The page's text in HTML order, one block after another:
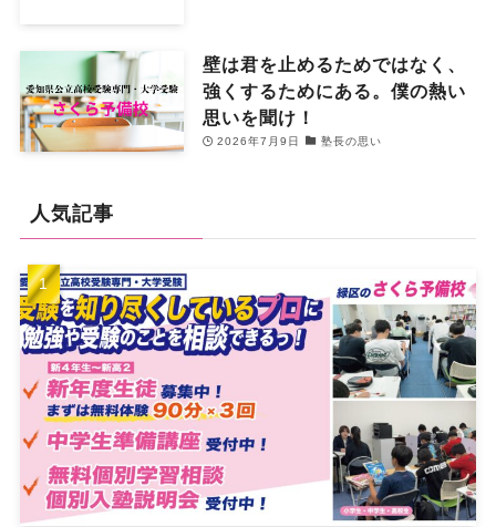
壁は君を止めるためではなく、
強くするためにある。僕の熱い
思いを聞け！
2026年7月9日 塾長の思い
人気記事